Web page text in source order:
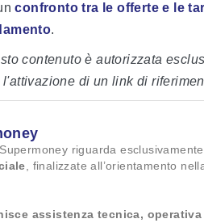
confronto tra le offerte e le
.
contenuto è autorizzata
di un link di
riguarda
, finalizzate all’orientamento
assistenza tecnica,